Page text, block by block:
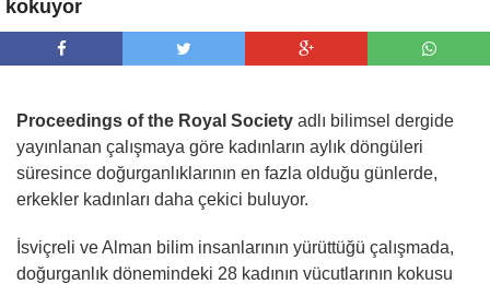
kokuyor
Proceedings of the Royal Society adlı bilimsel dergide
yayınlanan çalışmaya göre kadınların aylık döngüleri
süresince doğurganlıklarının en fazla olduğu günlerde,
erkekler kadınları daha çekici buluyor.
İsviçreli ve Alman bilim insanlarının yürüttüğü çalışmada,
doğurganlık dönemindeki 28 kadının vücutlarının kokusu